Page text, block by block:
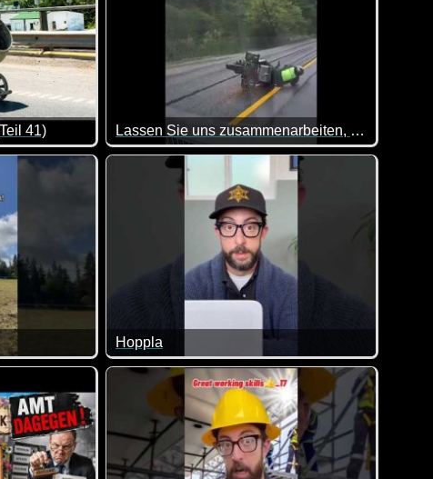
gezeigt wird und man merkt, dass es nicht die eigenen Kinder
41)
von lustigen Videos. Klasse gemacht, da von allem was dabei
Lassen Sie uns zusammenarbeiten, um die Welt besser zu machen
gemein, dass heute nicht in allen Bundesländern ein Feiertag
Hoppla
Zum Glück sind mir diese Missgeschicke noch